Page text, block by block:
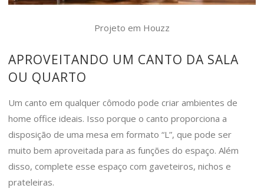
Projeto em Houzz
APROVEITANDO UM CANTO DA SALA
OU QUARTO
Um canto em qualquer cômodo pode criar ambientes de
home office ideais. Isso porque o canto proporciona a
disposição de uma mesa em formato “L”, que pode ser
muito bem aproveitada para as funções do espaço. Além
disso, complete esse espaço com gaveteiros, nichos e
prateleiras.